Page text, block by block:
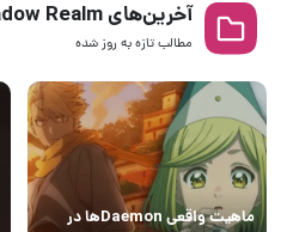
آخرین‌های Daemons of The Shadow Realm
مطالب تازه به روز‌ شده
ماهیت واقعی Daemonها در